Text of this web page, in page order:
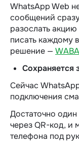
WhatsApp Web
сообщений
разослать
писать каждому
решение — WABA
Сохраняется
Сейчас
подключения
Достаточно
через QR-код, и
телефона под